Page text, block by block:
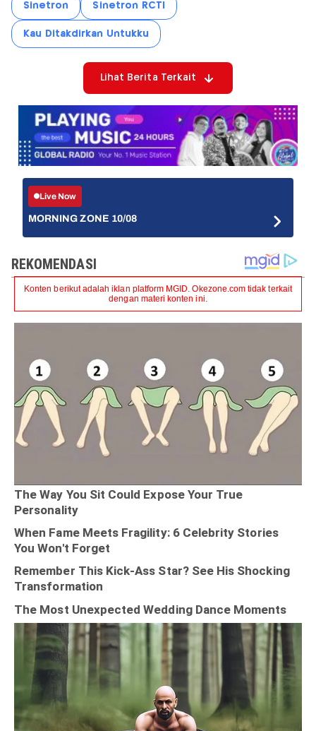
Sinetron Sinetron RCTI
Kau Ditakdirkan Untukku
Lihat Berita Terkait
Live Now
MORNING ZONE 10/08